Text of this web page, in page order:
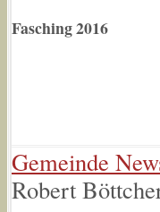
Fasching 2016
Gemeinde
Robert